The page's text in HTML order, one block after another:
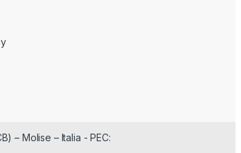
– Molise – Italia - PEC: